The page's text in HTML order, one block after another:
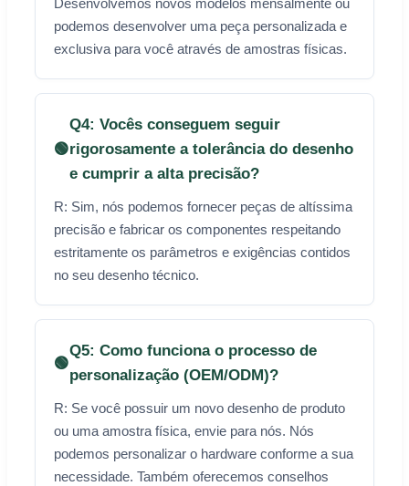
Desenvolvemos novos modelos mensalmente ou
podemos desenvolver uma peça personalizada e
exclusiva para você através de amostras físicas.
🟢
Q4: Vocês conseguem seguir
rigorosamente a tolerância do desenho
e cumprir a alta precisão?
R: Sim, nós podemos fornecer peças de altíssima
precisão e fabricar os componentes respeitando
estritamente os parâmetros e exigências contidos
no seu desenho técnico.
🟢
Q5: Como funciona o processo de
personalização (OEM/ODM)?
R: Se você possuir um novo desenho de produto
ou uma amostra física, envie para nós. Nós
podemos personalizar o hardware conforme a sua
necessidade. Também oferecemos conselhos